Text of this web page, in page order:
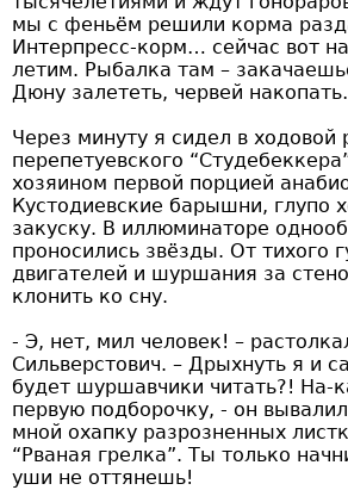
мы с феньём решили корма
Интерпресс-корм… сейчас вот
летим. Рыбалка там –
Дюну залететь, червей
Через минуту я сидел в ходовой
перепетуевского
хозяином первой порцией
Кустодиевские барышни, глупо
закуску. В иллюминаторе
проносились звёзды. От тихого
двигателей и шуршания за
клонить ко сну.
- Э, нет, мил человек! –
Сильверстович. – Дрыхнуть я и
будет шуршавчики читать?! На-
первую подборочку, - он
мной охапку разрозненных
“Рваная грелка”. Ты только
уши не оттянешь!